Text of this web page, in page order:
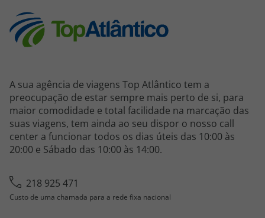
A sua agência de viagens Top Atlântico tem a
preocupação de estar sempre mais perto de si, para
maior comodidade e total facilidade na marcação das
suas viagens, tem ainda ao seu dispor o nosso call
center a funcionar todos os dias úteis das 10:00 às
20:00 e Sábado das 10:00 às 14:00.
218 925 471
Custo de uma chamada para a rede fixa nacional